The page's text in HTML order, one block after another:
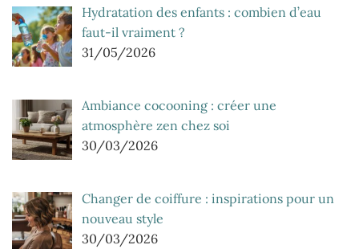
Hydratation des enfants : combien d’eau
faut-il vraiment ?
31/05/2026
Ambiance cocooning : créer une
atmosphère zen chez soi
30/03/2026
Changer de coiffure : inspirations pour un
nouveau style
30/03/2026